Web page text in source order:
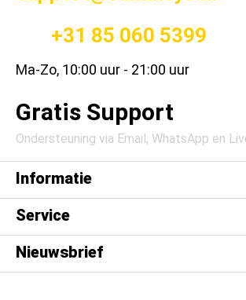
+31 85 060 5399
Ma-Zo, 10:00 uur - 21:00 uur
Gratis Support
Ondersteuning via Email, WhatsApp en
Informatie
Service
Nieuwsbrief